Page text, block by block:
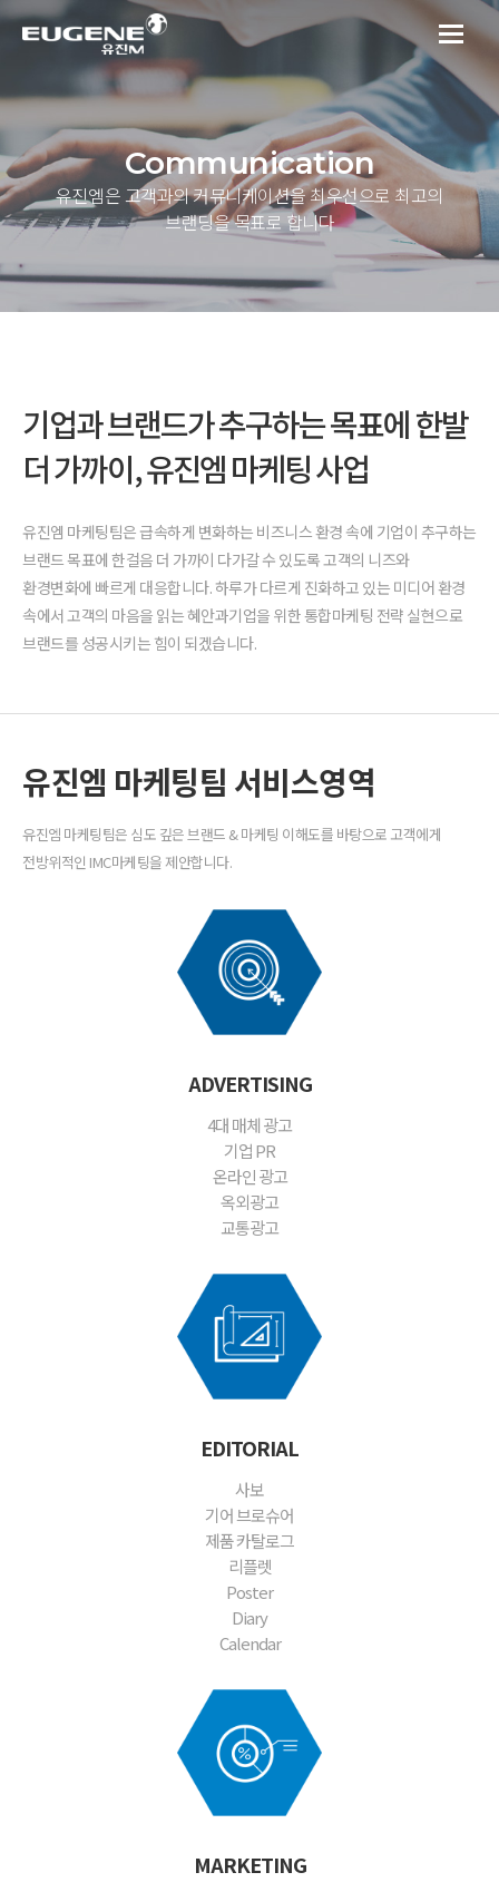
Communication
유진엠은 고객과의 커뮤니케이션을 최우선으로 최고의
브랜딩을 목표로 합니다
기업과 브랜드가 추구하는 목표에 한발
더 가까이, 유진엠 마케팅 사업
유진엠 마케팅팀은 급속하게 변화하는 비즈니스 환경 속에 기업이 추구하는
브랜드 목표에 한걸음 더 가까이 다가갈 수 있도록 고객의 니즈와
환경변화에 빠르게 대응합니다. 하루가 다르게 진화하고 있는 미디어 환경
속에서 고객의 마음을 읽는 혜안과기업을 위한 통합마케팅 전략 실현으로
브랜드를 성공시키는 힘이 되겠습니다.
유진엠 마케팅팀 서비스영역
유진엠 마케팅팀은 심도 깊은 브랜드 & 마케팅 이해도를 바탕으로 고객에게
전방위적인 IMC마케팅을 제안합니다.
ADVERTISING
4대 매체 광고
기업 PR
온라인 광고
옥외광고
교통광고
EDITORIAL
사보
기어 브로슈어
제품 카탈로그
리플렛
Poster
Diary
Calendar
MARKETING